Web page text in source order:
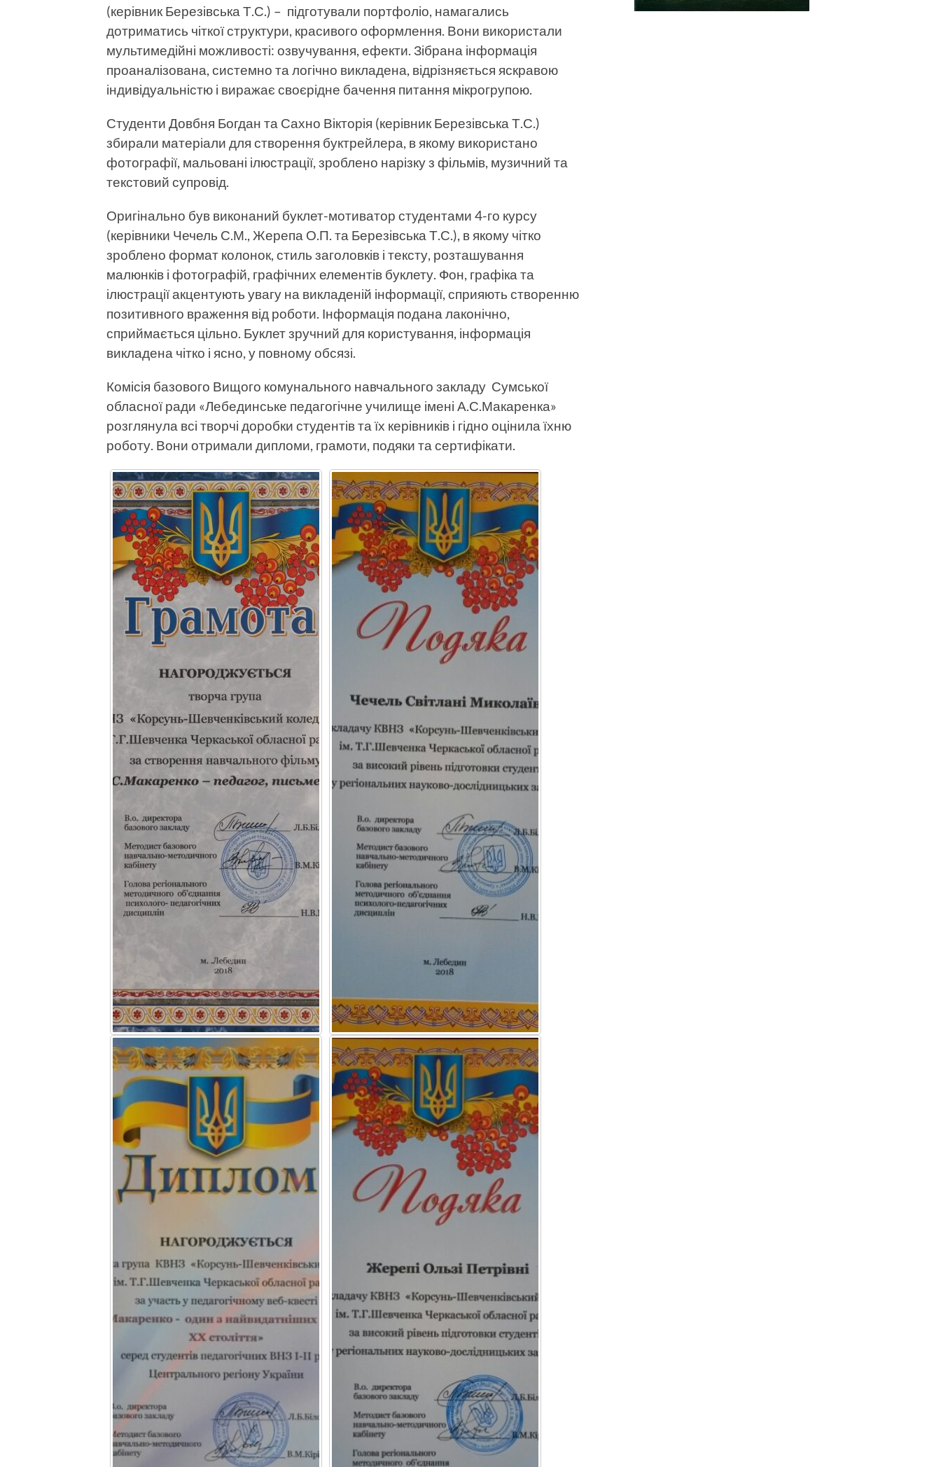
(керівник Березівська Т.С.) – підготували портфоліо, намагались
дотриматись чіткої структури, красивого оформлення. Вони використали
мультимедійні можливості: озвучування, ефекти. Зібрана інформація
проаналізована, системно та логічно викладена, відрізняється яскравою
індивідуальністю і виражає своєрідне бачення питання мікрогрупою.
Студенти Довбня Богдан та Сахно Вікторія (керівник Березівська Т.С.)
збирали матеріали для створення буктрейлера, в якому використано
фотографії, мальовані ілюстрації, зроблено нарізку з фільмів, музичний та
текстовий супровід.
Оригінально був виконаний буклет-мотиватор студентами 4-го курсу
(керівники Чечель С.М., Жерепа О.П. та Березівська Т.С.), в якому чітко
зроблено формат колонок, стиль заголовків і тексту, розташування
малюнків і фотографій, графічних елементів буклету. Фон, графіка та
ілюстрації акцентують увагу на викладеній інформації, сприяють створенню
позитивного враження від роботи. Інформація подана лаконічно,
сприймається цільно. Буклет зручний для користування, інформація
викладена чітко і ясно, у повному обсязі.
Комісія базового Вищого комунального навчального закладу Сумської
обласної ради «Лебединське педагогічне училище імені А.С.Макаренка»
розглянула всі творчі доробки студентів та їх керівників і гідно оцінила їхню
роботу. Вони отримали дипломи, грамоти, подяки та сертифікати.